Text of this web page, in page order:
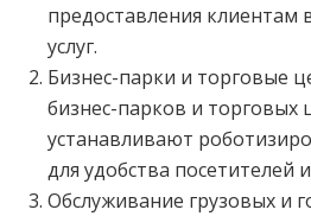
предоставления клиентам
услуг.
Бизнес-парки и торговые
бизнес-парков и торговых
устанавливают
для удобства посетителей
Обслуживание грузовых и